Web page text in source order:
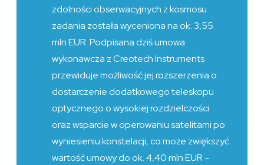
zdolności obserwacyjnych z kosmosu
zadania została wyceniona na ok. 3,55
mln EUR. Podpisana dziś umowa
wykonawcza z Creotech Instruments
przewiduje możliwość jej rozszerzenia o
dostarczenie dodatkowego teleskopu
optycznego o wysokiej rozdzielczości
oraz wsparcie w operowaniu satelitami po
wyniesieniu konstelacji, co może zwiększyć
wartość umowy do ok. 4,40 mln EUR –